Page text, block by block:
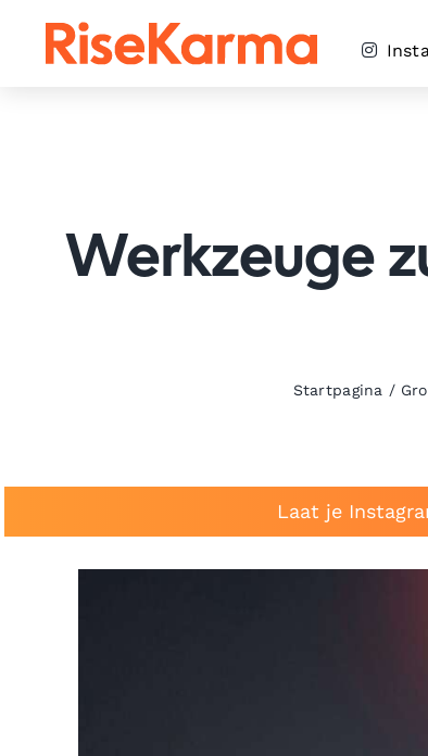
Werkzeuge
Startpagina /
Laat je